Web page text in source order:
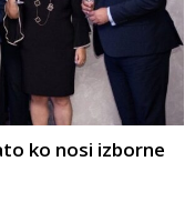
ko nosi izborne